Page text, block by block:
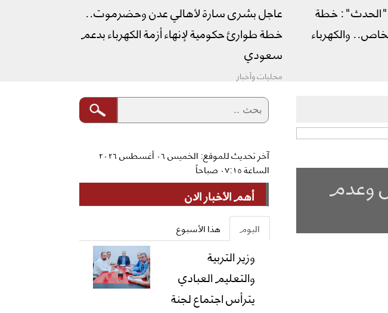
لـ "الحدث": خطة
والكهرباء
عاجل بشرى سارة لأهالي عدن وحضرموت..
خطة طوارئ حكومية لإنهاء أزمة الكهرباء بدعم
سعودي
محليات وأخبار
وعدم
آخر تحديث للموقع: الخميس ٠٦ أغسطس ٢٠٢٦
الساعة ٠٧:١٥ صباحاً
أهم الأخبار الان
اليوم هذا الأسبوع
وزير التربية
والتعليم العبادي
يترأس اجتماع لجنة